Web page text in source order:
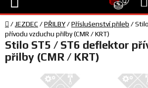
TECHNIKA
VYBAVENÍ
Domů
/ JEZDEC /PŘILBY/Příslušenství přileb /
přívodu vzduchu přilby (CMR / KRT)
Stilo ST5 / ST6 deflektor
přilby (CMR / KRT)